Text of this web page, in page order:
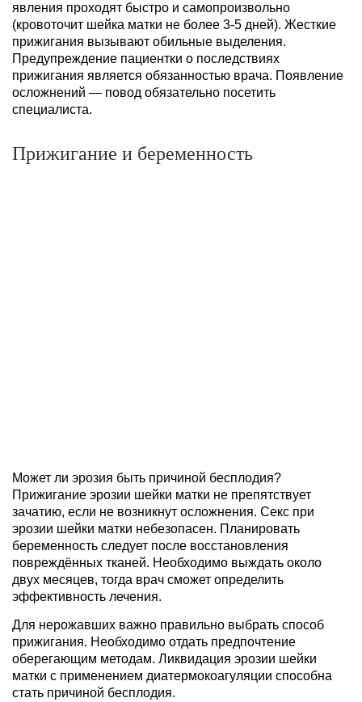
явления проходят быстро и самопроизвольно
(кровоточит шейка матки не более 3-5 дней). Жесткие
прижигания вызывают обильные выделения.
Предупреждение пациентки о последствиях
прижигания является обязанностью врача. Появление
осложнений — повод обязательно посетить
специалиста.
Прижигание и беременность
Может ли эрозия быть причиной бесплодия?
Прижигание эрозии шейки матки не препятствует
зачатию, если не возникнут осложнения. Секс при
эрозии шейки матки небезопасен. Планировать
беременность следует после восстановления
повреждённых тканей. Необходимо выждать около
двух месяцев, тогда врач сможет определить
эффективность лечения.
Для нерожавших важно правильно выбрать способ
прижигания. Необходимо отдать предпочтение
оберегающим методам. Ликвидация эрозии шейки
матки с применением диатермокоагуляции способна
стать причиной бесплодия.